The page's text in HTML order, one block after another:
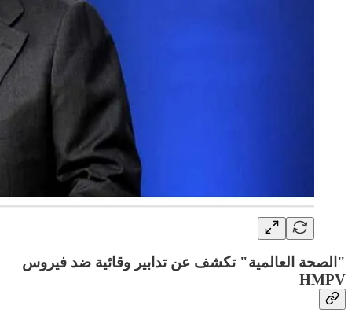
"الصحة العالمية" تكشف عن تدابير وقائية ضد فيروس
HMPV